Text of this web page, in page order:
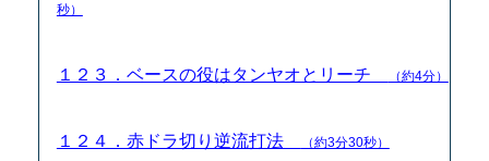
秒）
１２３．ベースの役はタンヤオとリーチ （約4分）
１２４．赤ドラ切り逆流打法 （約3分30秒）